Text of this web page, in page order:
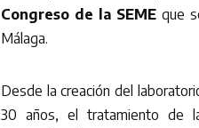
Congreso de la SEMEque
Málaga.
Desde la creación del
30 años, el tratamiento de